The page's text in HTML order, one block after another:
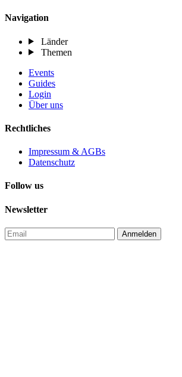
Navigation
Länder
Themen
Events
Guides
Login
Über uns
Rechtliches
Impressum & AGBs
Datenschutz
Follow us
Newsletter
Anmelden